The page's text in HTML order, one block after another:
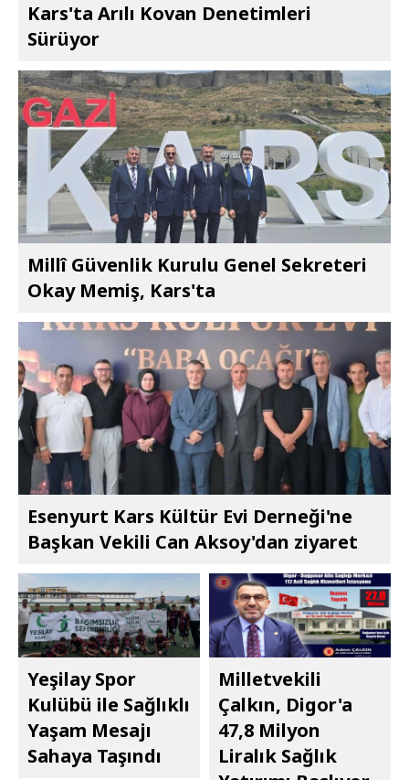
Kars'ta Arılı Kovan Denetimleri
Sürüyor
Millî Güvenlik Kurulu Genel Sekreteri
Okay Memiş, Kars'ta
Esenyurt Kars Kültür Evi Derneği'ne
Başkan Vekili Can Aksoy'dan ziyaret
Yeşilay Spor
Kulübü ile Sağlıklı
Yaşam Mesajı
Sahaya Taşındı
Milletvekili
Çalkın, Digor'a
47,8 Milyon
Liralık Sağlık